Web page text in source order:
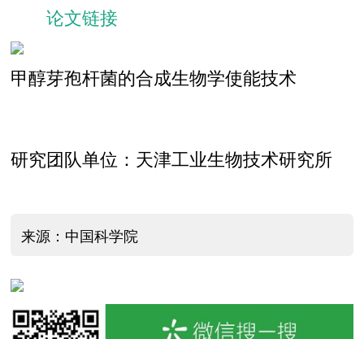
论文链接
甲醇芽孢杆菌的合成生物学使能技术
研究团队单位：天津工业生物技术研究所
来源：中国科学院